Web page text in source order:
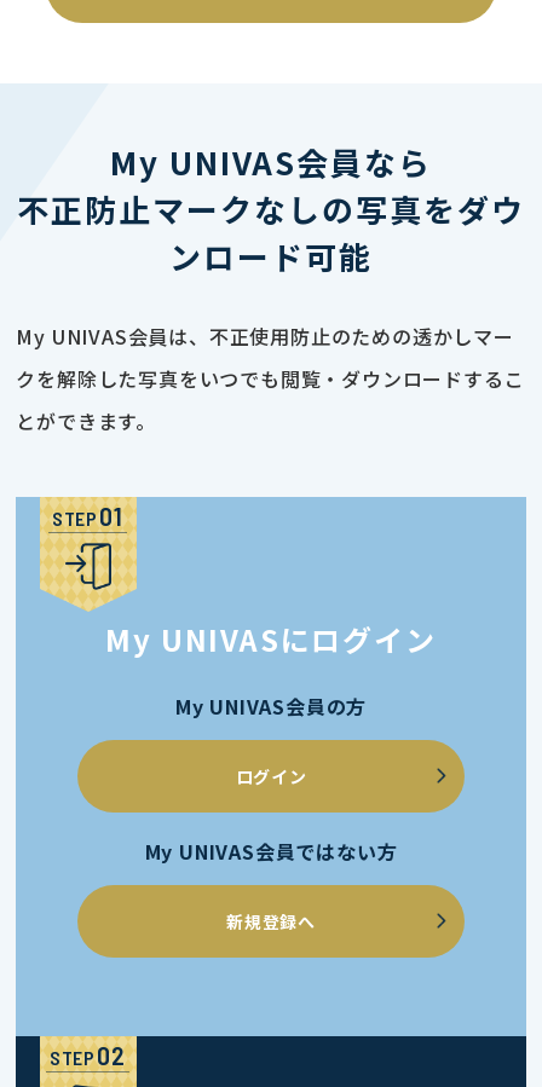
My UNIVAS会員なら
不正防止マークなしの写真をダウ
ンロード可能
My UNIVAS会員は、不正使用防止のための透かしマー
クを解除した写真をいつでも閲覧・ダウンロードするこ
とができます。
STEP
My UNIVASにログイン
My UNIVAS会員の方
ログイン
My UNIVAS会員ではない方
新規登録へ
STEP